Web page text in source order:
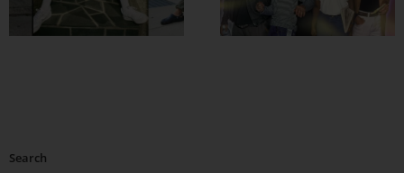
ကြမယ်
Search